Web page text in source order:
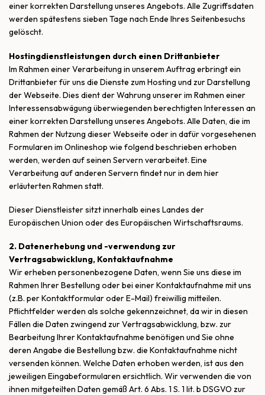
einer korrekten Darstellung unseres Angebots. Alle Zugriffsdaten
werden spätestens sieben Tage nach Ende Ihres Seitenbesuchs
gelöscht.
Hostingdienstleistungen durch einen Drittanbieter
Im Rahmen einer Verarbeitung in unserem Auftrag erbringt ein
Drittanbieter für uns die Dienste zum Hosting und zur Darstellung
der Webseite. Dies dient der Wahrung unserer im Rahmen einer
Interessensabwägung überwiegenden berechtigten Interessen an
einer korrekten Darstellung unseres Angebots. Alle Daten, die im
Rahmen der Nutzung dieser Webseite oder in dafür vorgesehenen
Formularen im Onlineshop wie folgend beschrieben erhoben
werden, werden auf seinen Servern verarbeitet. Eine
Verarbeitung auf anderen Servern findet nur in dem hier
erläuterten Rahmen statt.
Dieser Dienstleister sitzt innerhalb eines Landes der
Europäischen Union oder des Europäischen Wirtschaftsraums.
2. Datenerhebung und -verwendung zur
Vertragsabwicklung, Kontaktaufnahme
Wir erheben personenbezogene Daten, wenn Sie uns diese im
Rahmen Ihrer Bestellung oder bei einer Kontaktaufnahme mit uns
(z.B. per Kontaktformular oder E-Mail) freiwillig mitteilen.
Pflichtfelder werden als solche gekennzeichnet, da wir in diesen
Fällen die Daten zwingend zur Vertragsabwicklung, bzw. zur
Bearbeitung Ihrer Kontaktaufnahme benötigen und Sie ohne
deren Angabe die Bestellung bzw. die Kontaktaufnahme nicht
versenden können. Welche Daten erhoben werden, ist aus den
jeweiligen Eingabeformularen ersichtlich. Wir verwenden die von
ihnen mitgeteilten Daten gemäß Art. 6 Abs. 1 S. 1 lit. b DSGVO zur